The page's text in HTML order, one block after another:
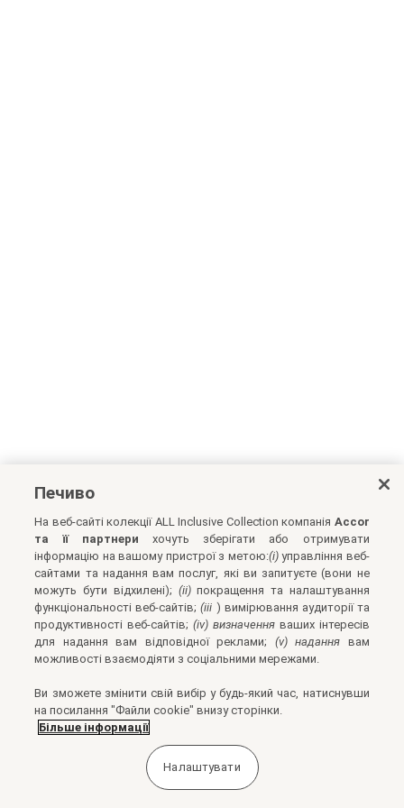
Печиво
На веб-сайті колекції ALL Inclusive Collection компанія Accor
та її партнери хочуть зберігати або отримувати
інформацію на вашому пристрої з метою:(i)управління веб-
сайтами та надання вам послуг, які ви запитуєте (вони не
можуть бути відхилені); (ii)покращення та налаштування
функціональності веб-сайтів;(iii ) вимірювання аудиторії та
продуктивності веб-сайтів;(iv) визначенняваших інтересів
для надання вам відповідної реклами; (v) надання вам
можливості взаємодіяти з соціальними мережами.
Ви зможете змінити свій вибір у будь-який час, натиснувши
на посилання "Файли cookie" внизу сторінки.
Більше інформації
Налаштувати